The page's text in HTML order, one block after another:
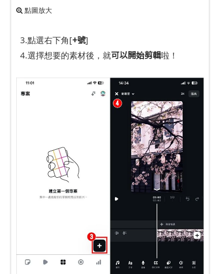
點圖放大
3.點選右下角[+號]
4.選擇想要的素材後，就可以開始剪輯啦！